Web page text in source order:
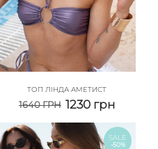
ТОП ЛІНДА АМЕТИСТ
1640ГРН 1230 грн
SALE
-50%